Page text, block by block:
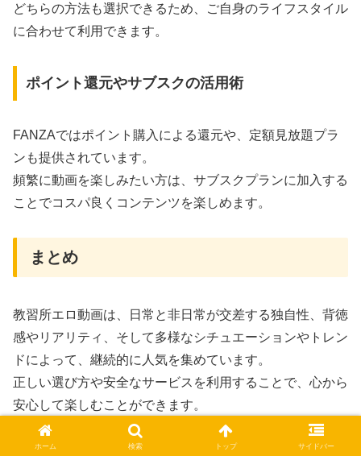
どちらの方法も選択できるため、ご自身のライフスタイル
に合わせて利用できます。
ポイント還元やサブスクの活用術
FANZAではポイント購入による還元や、定額見放題プラ
ンも提供されています。
頻繁に動画を楽しみたい方は、サブスクプランに加入する
ことでコスパ良くコンテンツを楽しめます。
まとめ
教習所エロ動画は、日常と非日常が交差する独自性、背徳
感やリアリティ、そして多様なシチュエーションやトレン
ドによって、継続的に人気を集めています。
正しい選び方や安全なサービスを利用することで、心から
安心して楽しむことができます。
FANZAをはじめとする信頼性の高い公式サービスを活用
ホーム 検索 トップ サイドバー